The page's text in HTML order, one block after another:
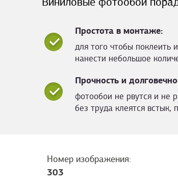
Простота в монтаже:
для того чтобы поклеить
нанести небольшое
Прочность и
фотообои не рвутся и не
без труда клеятся встык,
Номер изображения:
303